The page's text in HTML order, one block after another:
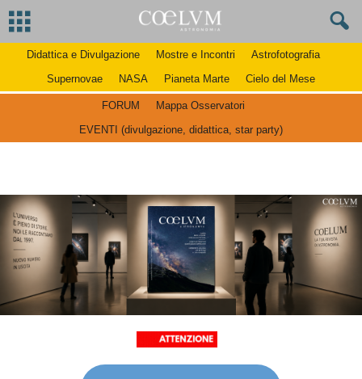
Didattica e Divulgazione Mostre e Incontri
Astrofotografia
Supernovae
NASA Pianeta Marte Cielo del Mese
FORUM
Mappa Osservatori
EVENTI (divulgazione, didattica, star party)